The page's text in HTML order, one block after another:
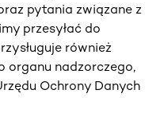
pytania związane z
przesyłać do
również
organu nadzorczego,
Ochrony Danych